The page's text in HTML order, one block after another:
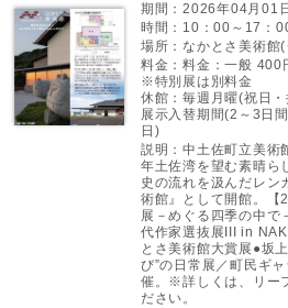
期間：2026年04月01
時間：10：00～17：
場所：なかとさ美術
料金：料金：一般 400
※特別展は別料金
休館：毎週月曜(祝日
展示入替期間(2～3日
日)
説明：中土佐町立美術
年土佐湾を望む素晴ら
史の流れを汲んだレン
術館』として開館。【
展－めぐる四季の中で
代作家選抜展III in
とさ美術館大賞展●坂
び”の日常展／町民ギ
催。※詳しくは、リー
ださい。